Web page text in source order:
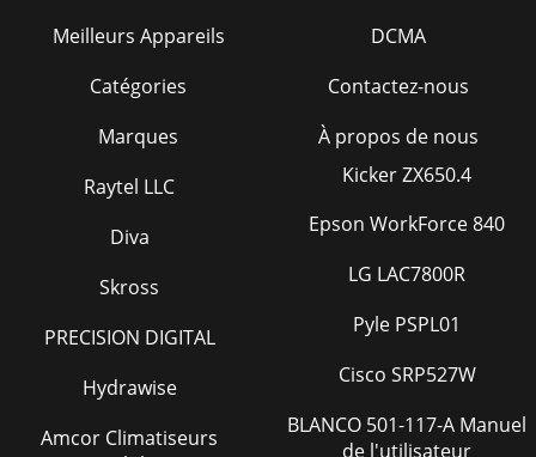
Meilleurs Appareils
Catégories
Marques
DCMA
Contactez-nous
À propos de nous
Raytel LLC
Diva
Skross
PRECISION DIGITAL
Hydrawise
Amcor Climatiseurs
Kicker ZX650.4
Epson WorkForce 840
LG LAC7800R
Pyle PSPL01
Cisco SRP527W
BLANCO 501-117-A Manuel
de l'utilisateur